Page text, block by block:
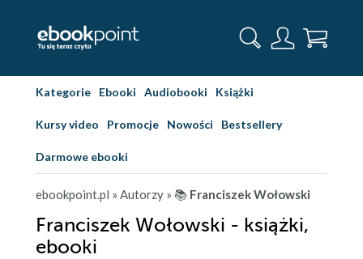
Kategorie Ebooki Audiobooki Książki
Kursy video Promocje Nowości Bestsellery
Darmowe ebooki
ebookpoint.pl » Autorzy » 📚 Franciszek Wołowski
Franciszek Wołowski - książki,
ebooki